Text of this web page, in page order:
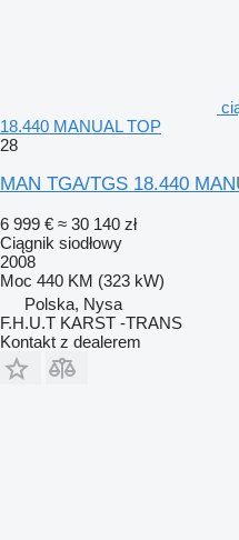
18.440 MANUAL TOP
28
MAN TGA/TGS 18.440
6 999 € ≈ 30 140 zł
Ciągnik siodłowy
2008
Moc 440 KM (323 kW)
Polska, Nysa
F.H.U.T KARST -TRANS
Kontakt z dealerem